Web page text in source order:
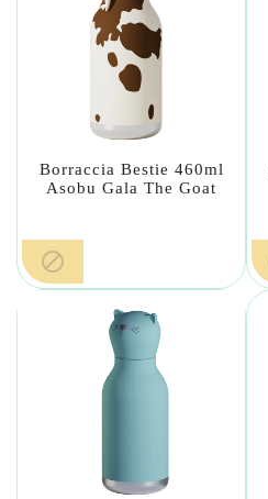
Borraccia Bestie 460ml
Asobu Gala The Goat
